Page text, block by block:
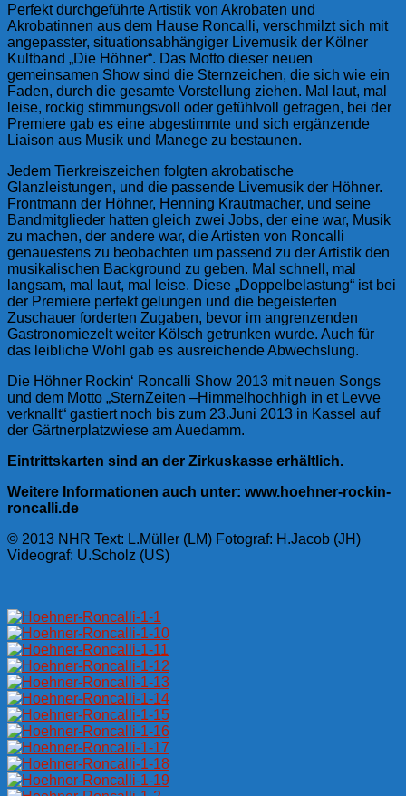
Perfekt durchgeführte Artistik von Akrobaten und
Akrobatinnen aus dem Hause Roncalli, verschmilzt sich mit
angepasster, situationsabhängiger Livemusik der Kölner
Kultband „Die Höhner“. Das Motto dieser neuen
gemeinsamen Show sind die Sternzeichen, die sich wie ein
Faden, durch die gesamte Vorstellung ziehen. Mal laut, mal
leise, rockig stimmungsvoll oder gefühlvoll getragen, bei der
Premiere gab es eine abgestimmte und sich ergänzende
Liaison aus Musik und Manege zu bestaunen.
Jedem Tierkreiszeichen folgten akrobatische
Glanzleistungen, und die passende Livemusik der Höhner.
Frontmann der Höhner, Henning Krautmacher, und seine
Bandmitglieder hatten gleich zwei Jobs, der eine war, Musik
zu machen, der andere war, die Artisten von Roncalli
genauestens zu beobachten um passend zu der Artistik den
musikalischen Background zu geben. Mal schnell, mal
langsam, mal laut, mal leise. Diese „Doppelbelastung“ ist bei
der Premiere perfekt gelungen und die begeisterten
Zuschauer forderten Zugaben, bevor im angrenzenden
Gastronomiezelt weiter Kölsch getrunken wurde. Auch für
das leibliche Wohl gab es ausreichende Abwechslung.
Die Höhner Rockin‘ Roncalli Show 2013 mit neuen Songs
und dem Motto „SternZeiten –Himmelhochhigh in et Levve
verknallt“ gastiert noch bis zum 23.Juni 2013 in Kassel auf
der Gärtnerplatzwiese am Auedamm.
Eintrittskarten sind an der Zirkuskasse erhältlich.
Weitere Informationen auch unter: www.hoehner-rockin-
roncalli.de
© 2013 NHR Text: L.Müller (LM) Fotograf: H.Jacob (JH)
Videograf: U.Scholz (US)